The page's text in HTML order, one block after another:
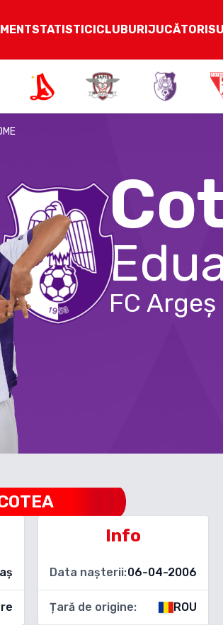
STATISTICICLUBURIJUCĂTORI
FC Argeș
Info
Data nașterii:06-04-2006
Țară de origine: ROU